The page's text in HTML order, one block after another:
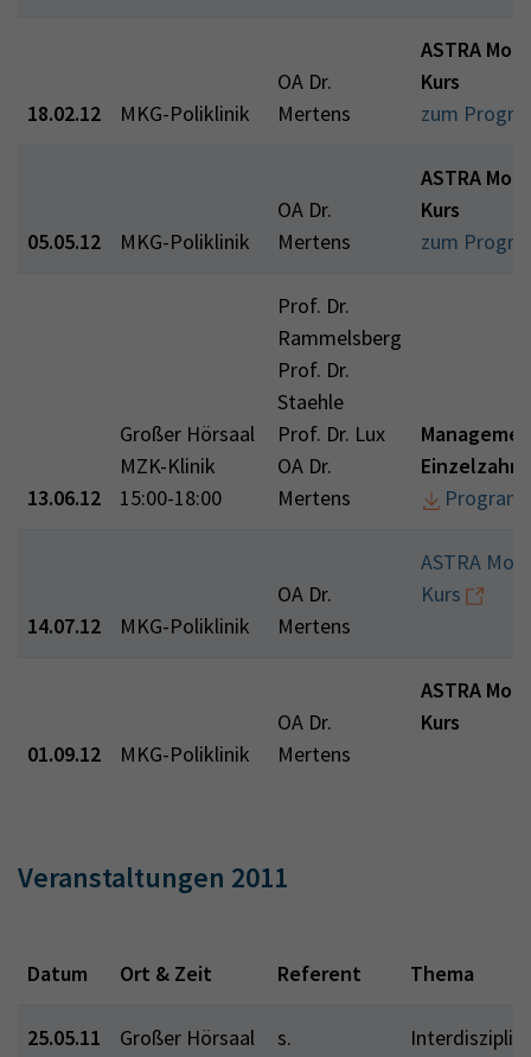
18.02.12 MKG-Poliklinik
OA Dr.
Mertens
ASTRA
Kurs
zum
05.05.12 MKG-Poliklinik
OA Dr.
Mertens
ASTRA
Kurs
zum
13.06.12
Großer Hörsaal
MZK-Klinik
15:00-18:00
Prof. Dr.
Rammelsberg
Prof. Dr.
Staehle
Prof. Dr. Lux
OA Dr.
Mertens
14.07.12 MKG-Poliklinik
OA Dr.
Mertens
ASTRA
Kurs
01.09.12 MKG-Poliklinik
OA Dr.
Mertens
ASTRA
Kurs
Veranstaltungen 2011
Datum Ort & Zeit Referent Thema
25.05.11
Großer Hörsaal
s.